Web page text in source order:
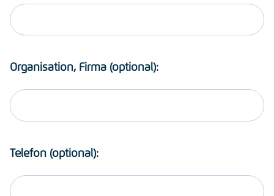
Organisation, Firma (optional):
Telefon (optional):